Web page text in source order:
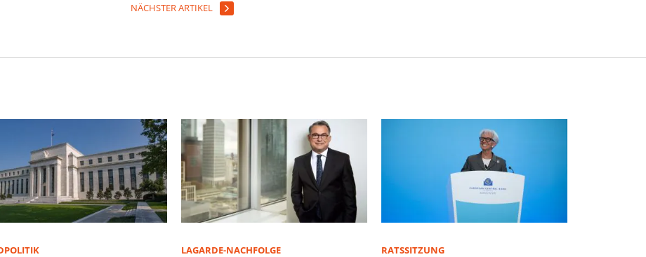
NÄCHSTER ARTIKEL
LAGARDE-NACHFOLGE RATSSITZUNG